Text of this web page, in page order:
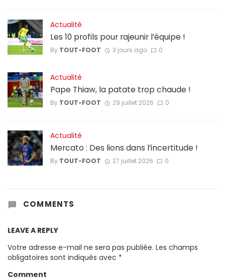
Actualité
Les 10 profils pour rajeunir l’équipe !
By TOUT-FOOT 3 jours ago 0
Actualité
Pape Thiaw, la patate trop chaude !
By TOUT-FOOT 29 juillet 2026 0
Actualité
Mercato : Des lions dans l’incertitude !
By TOUT-FOOT 27 juillet 2026 0
COMMENTS
LEAVE A REPLY
Votre adresse e-mail ne sera pas publiée. Les champs
obligatoires sont indiqués avec *
Comment